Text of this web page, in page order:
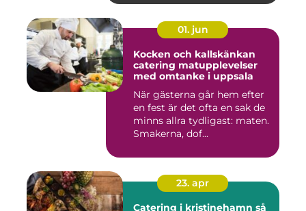
01. jun
Kocken och kallskänkan
catering matupplevelser
med omtanke i uppsala
När gästerna går hem efter
en fest är det ofta en sak de
minns allra tydligast: maten.
Smakerna, dof...
23. apr
Catering i kristinehamn så